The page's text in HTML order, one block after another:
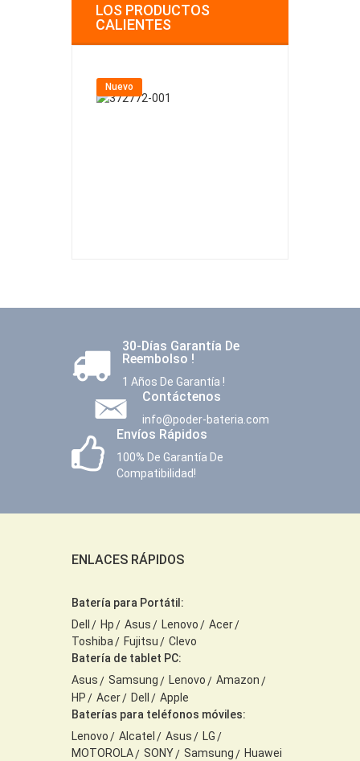
LOS PRODUCTOS
CALIENTES
Nuevo
30-Días Garantía De
Reembolso !
1 Años De Garantía !
Contáctenos
info@poder-bateria.com
Envíos Rápidos
100% De Garantía De
Compatibilidad!
ENLACES RÁPIDOS
Batería para Portátil:
Dell
Hp Asus Lenovo
Acer
Toshiba
Fujitsu
Clevo
Batería de tablet PC:
Asus
Samsung Lenovo
Amazon
HP
Acer Dell
Apple
Baterías para teléfonos móviles:
Lenovo
Alcatel Asus
LG
MOTOROLA
SONY Samsung
Huawei